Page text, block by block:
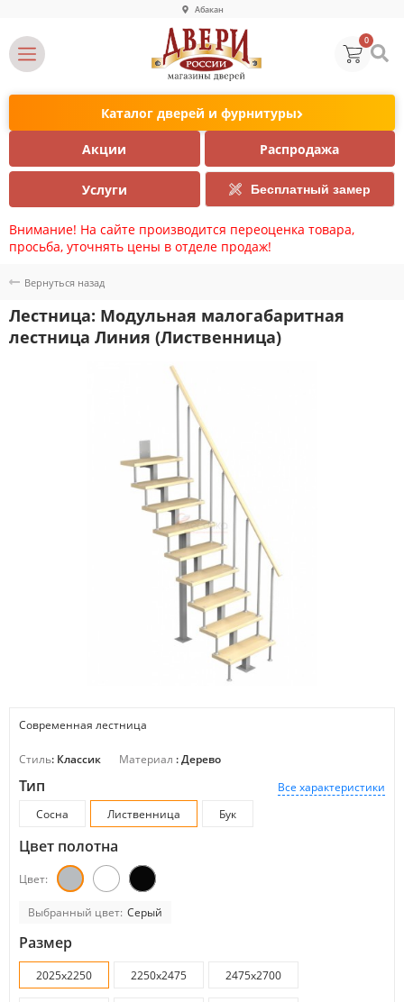
Абакан
0
Каталог дверей и фурнитуры
Акции Распродажа
Услуги Бесплатный замер
Внимание! На сайте производится переоценка товара,
просьба, уточнять цены в отделе продаж!
Вернуться назад
Лестница: Модульная малогабаритная
лестница Линия (Лиственница)
Современная лестница
Стиль: Классик Материал : Дерево
Все характеристики
Тип
Сосна Лиственница Бук
Цвет полотна
Цвет:
Выбранный цвет: Серый
Размер
2025x2250 2250x2475 2475x2700